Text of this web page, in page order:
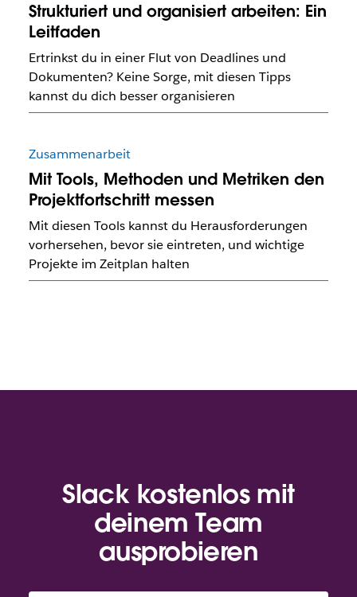
Strukturiert und organisiert arbeiten: Ein
Leitfaden
Ertrinkst du in einer Flut von Deadlines und
Dokumenten? Keine Sorge, mit diesen Tipps
kannst du dich besser organisieren
Zusammenarbeit
Mit Tools, Methoden und Metriken den
Projektfortschritt messen
Mit diesen Tools kannst du Herausforderungen
vorhersehen, bevor sie eintreten, und wichtige
Projekte im Zeitplan halten
Slack kostenlos mit
deinem Team
ausprobieren